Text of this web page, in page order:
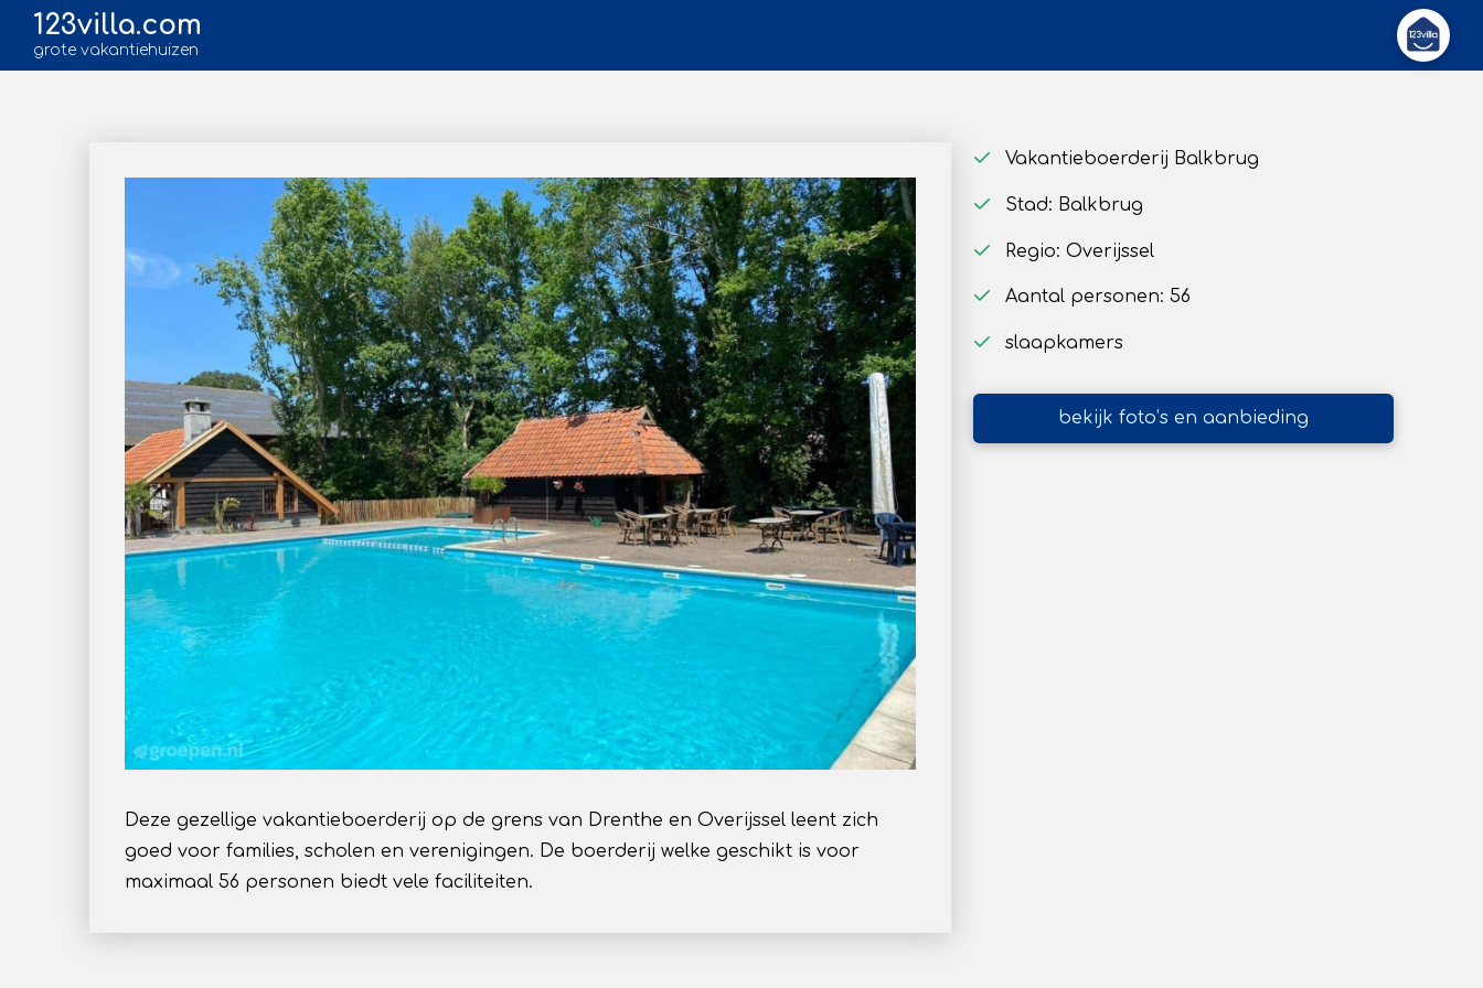
123villa.com
grote vakantiehuizen
Deze gezellige vakantieboerderij op de grens van Drenthe en Overijssel leent zich
goed voor families, scholen en verenigingen. De boerderij welke geschikt is voor
maximaal 56 personen biedt vele faciliteiten.
Vakantieboerderij Balkbrug
Stad: Balkbrug
Regio: Overijssel
Aantal personen: 56
slaapkamers
bekijk foto’s en aanbieding